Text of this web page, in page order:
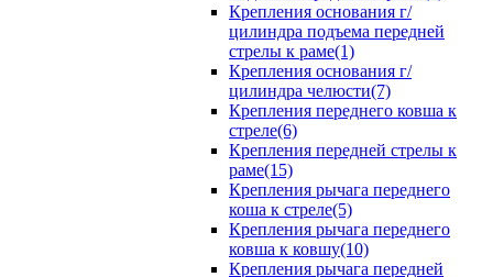
Крепления основания г/
цилиндра подъема передней
стрелы к раме(1)
Крепления основания г/
цилиндра челюсти(7)
Крепления переднего ковша к
стреле(6)
Крепления передней стрелы к
раме(15)
Крепления рычага переднего
коша к стреле(5)
Крепления рычага переднего
ковша к ковшу(10)
Крепления рычага передней